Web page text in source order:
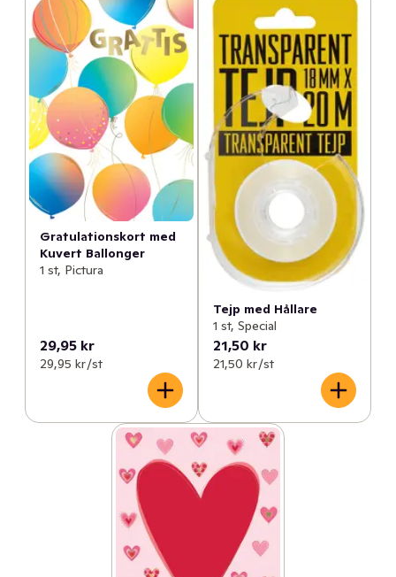
Gratulationskort med
Kuvert Ballonger
1 st, Pictura
29,95 kr
29,95 kr /st
Tejp med Hållare
1 st, Special
21,50 kr
21,50 kr /st